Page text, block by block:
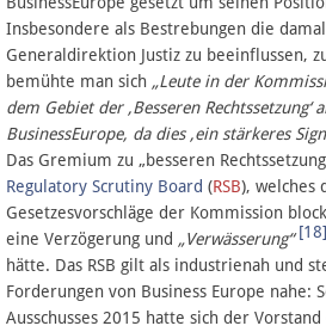
Insbesondere als Bestrebungen die
Generaldirektion Justiz zu beeinflussen,
bemühte man sich „Leute in der
dem Gebiet der ‚Besseren Rechtssetzung‘
BusinessEurope, da dies ‚ein stärkeres
Das Gremium zu „besseren
Regulatory Scrutiny Board (RSB), welches
Gesetzesvorschläge der Kommission
eine Verzögerung und „Verwässerung“ [18]
hätte. Das RSB gilt als industrienah und
Forderungen von Business Europe nahe:
Ausschusses 2015 hatte sich der